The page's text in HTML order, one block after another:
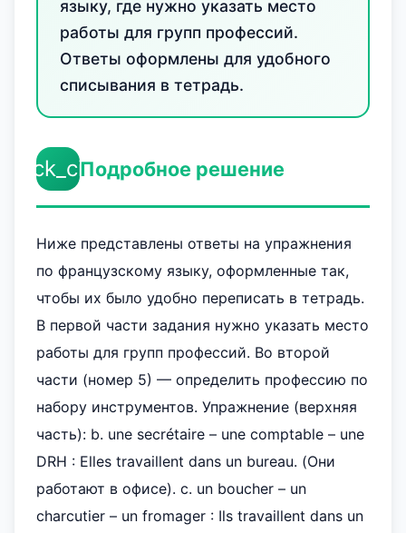
языку, где нужно указать место
работы для групп профессий.
Ответы оформлены для удобного
списывания в тетрадь.
Подробное решение
Ниже представлены ответы на упражнения
по французскому языку, оформленные так,
чтобы их было удобно переписать в тетрадь.
В первой части задания нужно указать место
работы для групп профессий. Во второй
части (номер 5) — определить профессию по
набору инструментов. Упражнение (верхняя
часть): b. une secrétaire – une comptable – une
DRH : Elles travaillent dans un bureau. (Они
работают в офисе). c. un boucher – un
charcutier – un fromager : Ils travaillent dans un